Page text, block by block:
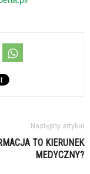
Następny artykuł
TO KIERUNEK
MEDYCZNY?